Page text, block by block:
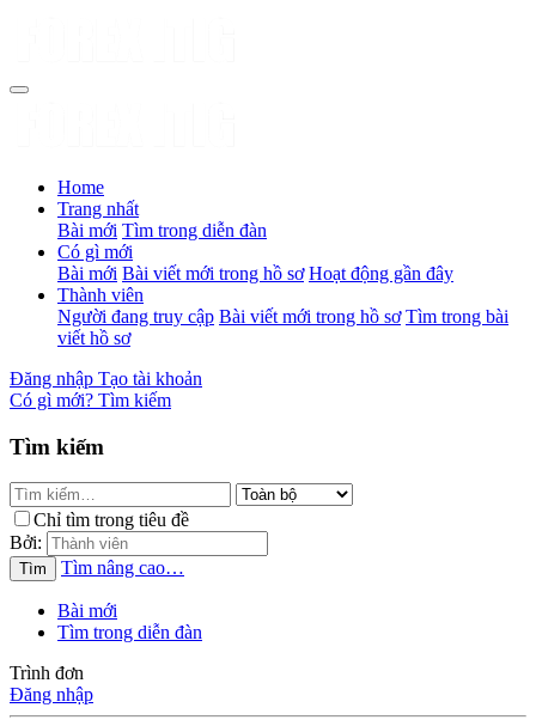
Home
Trang nhất
Bài mới Tìm trong diễn đàn
Có gì mới
Bài mới Bài viết mới trong hồ sơ Hoạt động gần đây
Thành viên
Người đang truy cập Bài viết mới trong hồ sơ Tìm trong bài
viết hồ sơ
Đăng nhập Tạo tài khoản
Có gì mới? Tìm kiếm
Tìm kiếm
Chỉ tìm trong tiêu đề
Bởi:
Tìm Tìm nâng cao…
Bài mới
Tìm trong diễn đàn
Trình đơn
Đăng nhập